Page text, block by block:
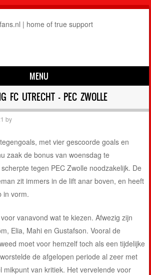
MENU
FC UTRECHT – PEC ZWOLLE
by
met vier gescoorde goals en
zaak de bonus van woensdag te
tegen PEC Zwolle noodzakelijk. De
zit immers in de lift anar boven, en heeft
in vorm.
vanavond wat te kiezen. Afwezig zijn
Elia, Mahi en Gustafson. Vooral de
moet voor hemzelf toch als een tijdelijke
de afgelopen periode al zeer met
mikpunt van kritiek. Het vervelende voor